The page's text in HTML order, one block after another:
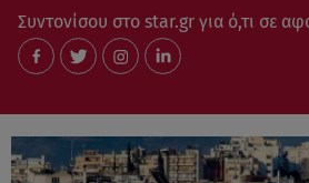
Συντονίσου στο star.gr για ό,τι σε